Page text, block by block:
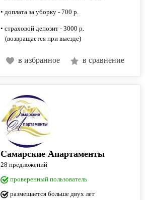
• доплата за уборку - 700 р.
• страховой депозит - 3000 р.
(возвращается при выезде)
в избранное в сравнение
Самарские Апартаменты
28 предложений
проверенный пользователь
размещается больше двух лет